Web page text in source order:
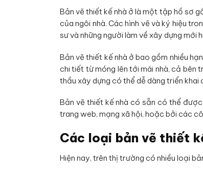
Bản vẽ thiết kế nhà ở là một tập hồ sơ
của ngôi nhà. Các hình vẽ và ký hiệu
sư và những người làm về xây dựng mới
Bản vẽ thiết kế nhà ở bao gồm nhiều
chi tiết từ móng lên tới mái nhà, cả bên
thầu xây dựng có thể dễ dàng triển khai
Bản vẽ thiết kế nhà có sẵn có thể
trang web, mạng xã hội, hoặc bởi các
Các loại bản vẽ thiết
Hiện nay, trên thị trường có nhiều loại